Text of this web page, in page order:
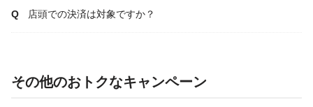
店頭での決済は対象ですか？
その他のおトクなキャンペーン